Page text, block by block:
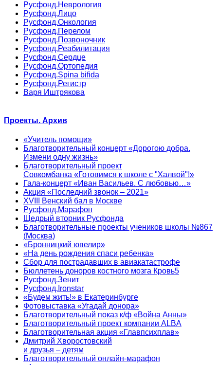
Русфонд.Неврология
Русфонд.Лицо
Русфонд.Онкология
Русфонд.Перелом
Русфонд.Позвоночник
Русфонд.Реабилитация
Русфонд.Сердце
Русфонд.Ортопедия
Русфонд.Spina bifida
Русфонд.Регистр
Варя Иштрякова
Проекты. Архив
«Учитель помощи»
Благотворительный концерт «Дорогою добра.
Измени одну жизнь»
Благотворительный проект
Совкомбанка «Готовимся к школе с "Халвой"!»
Гала-концерт «Иван Васильев. С любовью…»
Акция «Последний звонок – 2021»
XVIII Венский бал в Москве
Русфонд.Марафон
Щедрый вторник Русфонда
Благотворительные проекты учеников школы №867
(Москва)
«Бронницкий ювелир»
«На день рождения спаси ребенка»
Сбор для пострадавших в авиакатастрофе
Бюллетень доноров костного мозга Кровь5
Русфонд.Зенит
Русфонд.Ironstar
«Будем жить!» в Екатеринбурге
Фотовыставка «Угадай донора»
Благотворительный показ к/ф «Война Анны»
Благотворительный проект компании ALBA
Благотворительная акция «Главпсихплав»
Дмитрий Хворостовский
и друзья – детям
Благотворительный онлайн‑марафон